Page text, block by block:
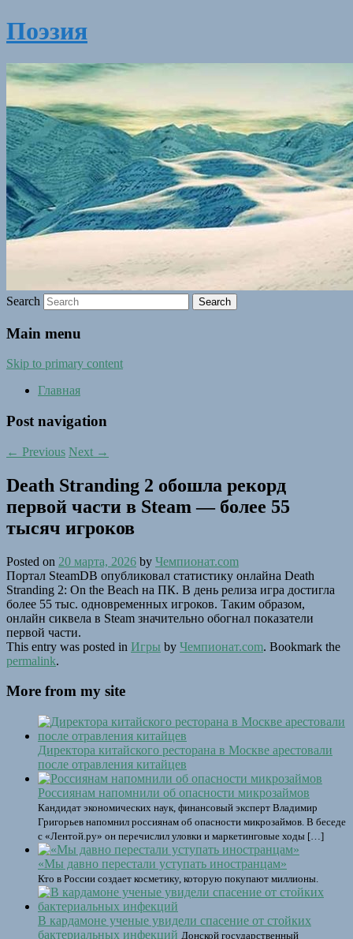
Поэзия
Search
Main menu
Skip to primary content
Главная
Post navigation
← Previous Next →
Death Stranding 2 обошла рекорд
первой части в Steam — более 55
тысяч игроков
Posted on 20 марта, 2026 by Чемпионат.com
Портал SteamDB опубликовал статистику онлайна Death
Stranding 2: On the Beach на ПК. В день релиза игра достигла
более 55 тыс. одновременных игроков. Таким образом,
онлайн сиквела в Steam значительно обогнал показатели
первой части.
This entry was posted in Игры by Чемпионат.com. Bookmark the
permalink.
More from my site
Директора китайского ресторана в Москве арестовали
после отравления китайцев
Россиянам напомнили об опасности микрозаймов
Кандидат экономических наук, финансовый эксперт Владимир
Григорьев напомнил россиянам об опасности микрозаймов. В беседе
с «Лентой.ру» он перечислил уловки и маркетинговые ходы […]
«Мы давно перестали уступать иностранцам»
Кто в России создает косметику, которую покупают миллионы.
В кардамоне ученые увидели спасение от стойких
бактериальных инфекций Донской государственный